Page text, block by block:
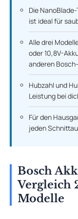
Die
ist ideal für
Alle drei
oder 10,8V-
anderen
Hubzahl und
Leistung bei
Für den
jeden
Bosch
Vergleich
Modelle